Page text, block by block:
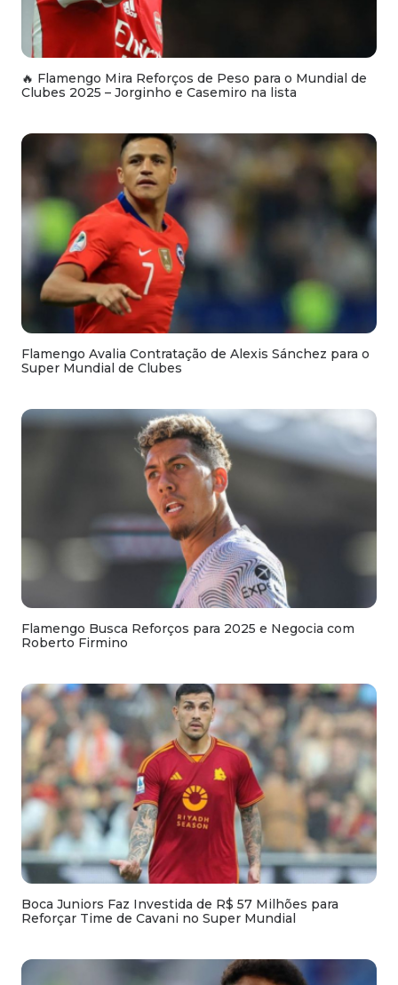
🔥 Flamengo Mira Reforços de Peso para o Mundial de
Clubes 2025 – Jorginho e Casemiro na lista
Flamengo Avalia Contratação de Alexis Sánchez para o
Super Mundial de Clubes
Flamengo Busca Reforços para 2025 e Negocia com
Roberto Firmino
Boca Juniors Faz Investida de R$ 57 Milhões para
Reforçar Time de Cavani no Super Mundial